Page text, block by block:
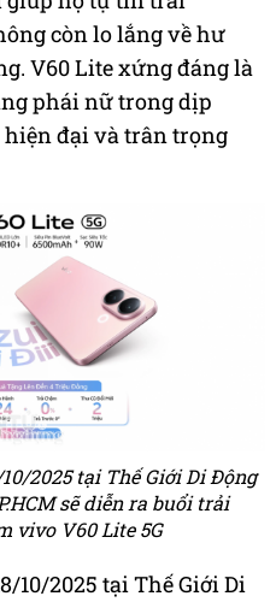
còn lo lắng về hư
V60 Lite xứng đáng là
phái nữ trong dịp
hiện đại và trân trọng
2025 tại Thế Giới Di Động
sẽ diễn ra buổi trải
vivo V60 Lite 5G
10/2025 tại Thế Giới Di